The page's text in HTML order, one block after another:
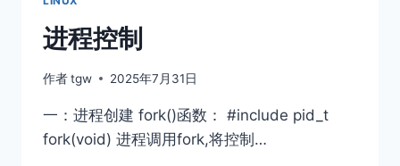
进程控制
作者tgw 2025年7月31日
一：进程创建 fork()函数： #include pid_t
fork(void) 进程调用fork,将控制…